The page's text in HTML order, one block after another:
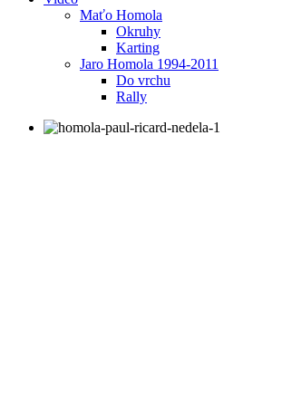
Maťo Homola
Okruhy
Karting
Jaro Homola 1994-2011
Do vrchu
Rally